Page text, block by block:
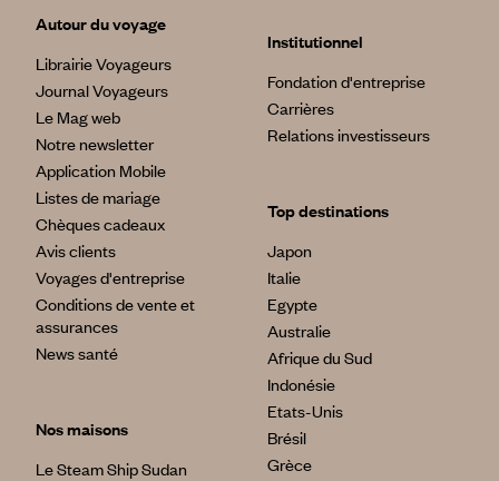
Autour du voyage
Librairie Voyageurs
Journal Voyageurs
Le Mag web
Notre newsletter
Application Mobile
Listes de mariage
Chèques cadeaux
Avis clients
Voyages d'entreprise
Conditions de vente et
assurances
News santé
Nos maisons
Le Steam Ship Sudan
Institutionnel
Fondation d'entreprise
Carrières
Relations investisseurs
Top destinations
Japon
Italie
Egypte
Australie
Afrique du Sud
Indonésie
Etats-Unis
Brésil
Grèce